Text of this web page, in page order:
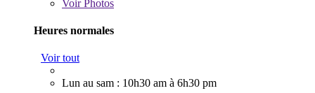
VoirPhotos
Heures normales
Voir tout
Lun au sam : 10h30 am à 6h30 pm